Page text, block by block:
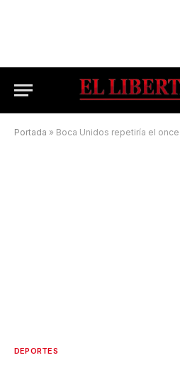
Portada » Boca Unidos repetiría el
DEPORTES